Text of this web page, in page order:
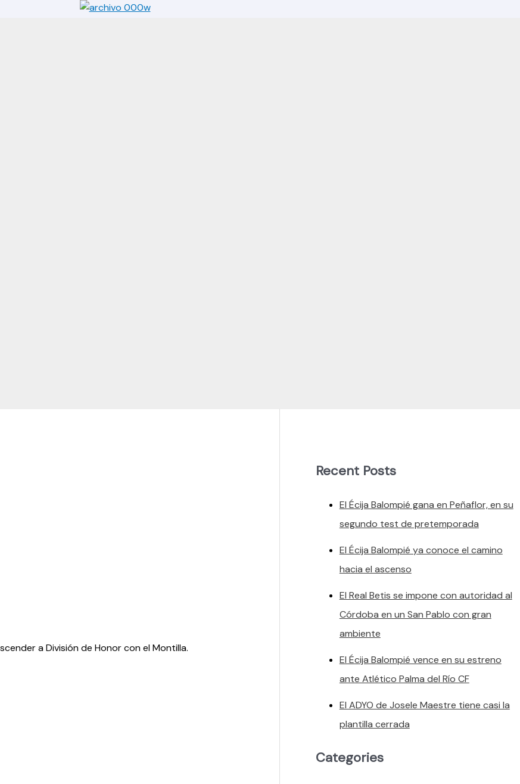
a División de Honor con el Montilla.
Recent Posts
El Écija Balompié gana en Peñaflor, en su
segundo test de pretemporada
El Écija Balompié ya conoce el camino
hacia el ascenso
El Real Betis se impone con autoridad al
Córdoba en un San Pablo con gran
ambiente
El Écija Balompié vence en su estreno
ante Atlético Palma del Río CF
El ADYO de Josele Maestre tiene casi la
plantilla cerrada
Categories